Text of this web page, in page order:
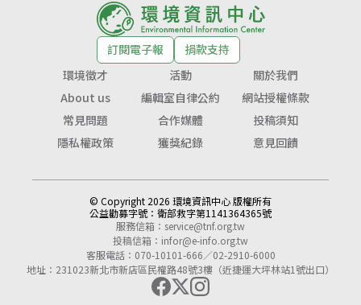
訂閱電子報
捐款支持
環境徵才
活動
關於我們
About us
編輯室自律公約
網站授權條款
常見問題
合作媒體
投稿須知
隱私權政策
獲獎紀錄 意見回饋
© Copyright 2026 環境資訊中心 版權所有
公益勸募字號： 衛部救字第1141364365號
服務信箱： service@tnf.org.tw
投稿信箱： infor@e-info.org.tw
客服電話：070-10101-666／02-2910-6000
地址：231023新北市新店區民權路48號3樓（近捷運大坪林站1號出口）